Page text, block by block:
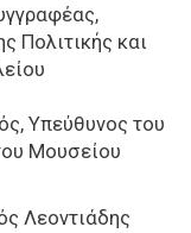
Πολιτικής και
Υπεύθυνος του
Μουσείου
Λεοντιάδης